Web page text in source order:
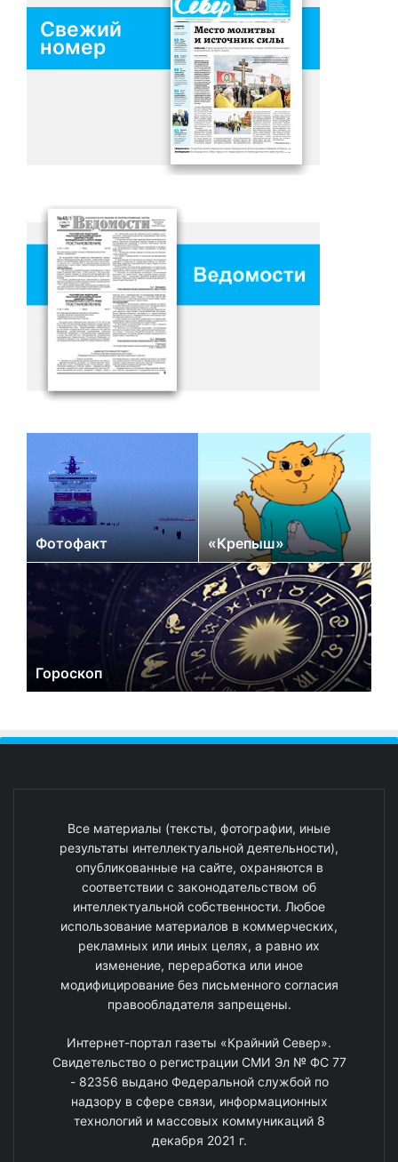
Свежий
номер
Фотофакт «Крепыш»
Гороскоп
Все материалы (тексты, фотографии, иные
результаты интеллектуальной деятельности),
опубликованные на сайте, охраняются в
соответствии с законодательством об
интеллектуальной собственности. Любое
использование материалов в коммерческих,
рекламных или иных целях, а равно их
изменение, переработка или иное
модифицирование без письменного согласия
правообладателя запрещены.
Интернет-портал газеты «Крайний Север».
Свидетельство о регистрации СМИ Эл № ФС 77
- 82356 выдано Федеральной службой по
надзору в сфере связи, информационных
технологий и массовых коммуникаций 8
декабря 2021 г.